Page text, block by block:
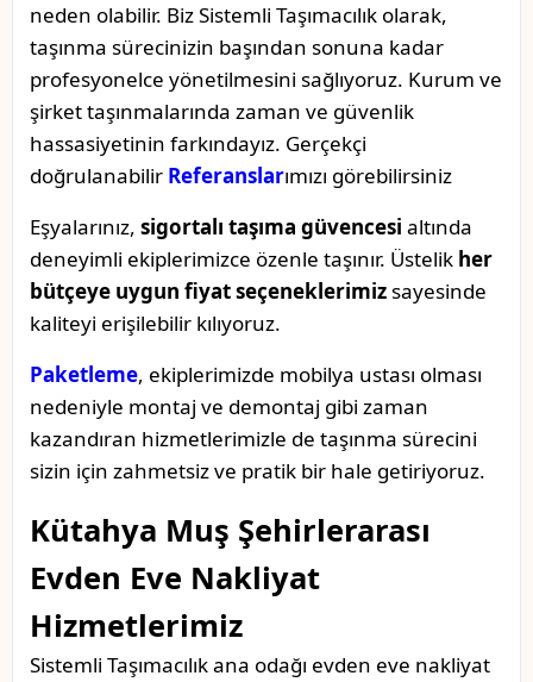
neden olabilir. Biz Sistemli Taşımacılık olarak,
taşınma sürecinizin başından sonuna kadar
profesyonelce yönetilmesini sağlıyoruz. Kurum ve
şirket taşınmalarında zaman ve güvenlik
hassasiyetinin farkındayız. Gerçekçi
doğrulanabilir Referanslarımızı görebilirsiniz
Eşyalarınız, sigortalı taşıma güvencesi altında
deneyimli ekiplerimizce özenle taşınır. Üstelik her
bütçeye uygun fiyat seçeneklerimizsayesinde
kaliteyi erişilebilir kılıyoruz.
Paketleme, ekiplerimizde mobilya ustası olması
nedeniyle montaj ve demontaj gibi zaman
kazandıran hizmetlerimizle de taşınma sürecini
sizin için zahmetsiz ve pratik bir hale getiriyoruz.
Kütahya Muş Şehirlerarası
Evden Eve Nakliyat
Hizmetlerimiz
Sistemli Taşımacılık ana odağı evden eve nakliyat